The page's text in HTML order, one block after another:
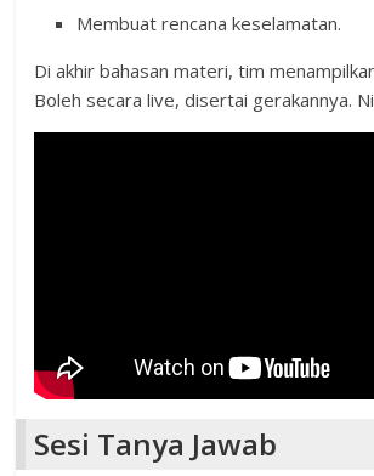
Membuat rencana keselamatan.
Di akhir bahasan materi, tim
Boleh secara live, disertai gerakannya.
Sesi Tanya Jawab